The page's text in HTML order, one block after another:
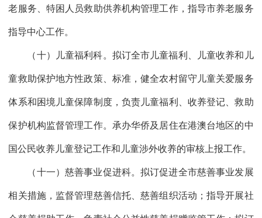
老服务、特困人员救助供养机构管理工作，指导市养老服务
指导中心工作。
（十）儿童福利科。拟订全市儿童福利、儿童收养和儿
童救助保护地方性政策、标准，健全农村留守儿童关爱服务
体系和困境儿童保障制度，负责儿童福利、收养登记、救助
保护机构监督管理工作。承办华侨及居住在港澳台地区的中
国公民收养儿童登记工作和儿童涉外收养的审核上报工作。
（十一）慈善事业促进科。拟订促进全市慈善事业发展
相关措施，监督管理慈善信托、慈善组织活动；指导开展社